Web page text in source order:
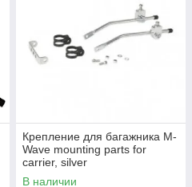
Крепление для багажника M-
Wave mounting parts for
carrier, silver
В наличии